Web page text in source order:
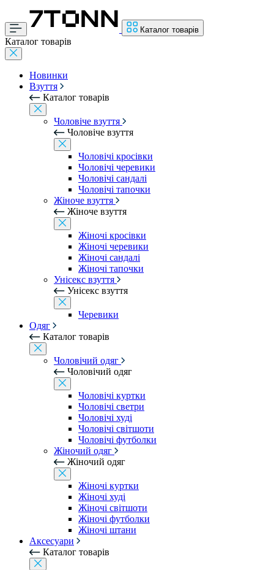
Каталог товарів
Каталог товарів
Новинки
Взуття
Каталог товарів
Чоловіче взуття
Чоловіче взуття
Чоловічі кросівки
Чоловічі черевики
Чоловічі сандалі
Чоловічі тапочки
Жіноче взуття
Жіноче взуття
Жіночі кросівки
Жіночі черевики
Жіночі сандалі
Жіночі тапочки
Унісекс взуття
Унісекс взуття
Черевики
Одяг
Каталог товарів
Чоловічий одяг
Чоловічий одяг
Чоловічі куртки
Чоловічі светри
Чоловічі худі
Чоловічі світшоти
Чоловічі футболки
Жіночий одяг
Жіночий одяг
Жіночі куртки
Жіночі худі
Жіночі світшоти
Жіночі футболки
Жіночі штани
Аксесуари
Каталог товарів